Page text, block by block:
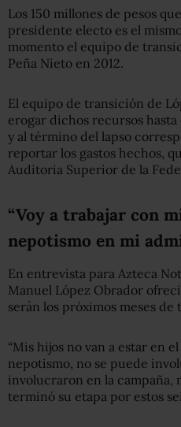
Los 150 millones de pesos
presidente electo es el
momento el equipo de
Peña Nieto en 2012.
El equipo de transición de
erogar dichos recursos
y al término del lapso
reportar los gastos hechos,
Auditoria Superior de la
“Voy a trabajar con
nepotismo en mi
En entrevista para Azteca
Manuel López Obrador
serán los próximos meses de
“Mis hijos no van a estar en
nepotismo, no se puede
involucraron en la campaña,
terminó su etapa por estos